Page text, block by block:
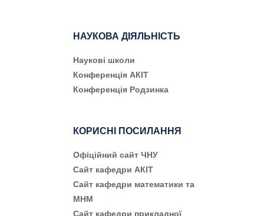
НАУКОВА ДІЯЛЬНІСТЬ
Наукові школи
Конференція АКІТ
Конференція Родзинка
КОРИСНІ ПОСИЛАННЯ
Офіційний сайт ЧНУ
Сайт кафедри АКІТ
Сайт кафедри математики та
МНМ
Сайт кафедри прикладної